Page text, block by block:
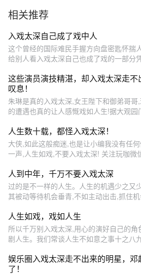
相关推荐
入戏太深自己成了戏中人
这个曾经的国际难民手握方向盘密匙怀揣
给别人看入戏太深自己也成了戏的一部分
这些演员演技精湛，却入戏太深走
叹息！
朱琳是真的入戏太深,女王陛下和御弟哥
的遭遇也真的让人感慨戏如人生!据大观园
人生数十载，都怪入戏太深！
大侠,如此这般痴迷,也是让小编我没有任
一声,人生如戏,不要入戏太深! 关注玩咖微
人到中年，千万不要入戏太深
过的是不一样的人生。人生的机遇少之又
其被动等待机会垂青,不如主动出击,抓住
人生如戏，戏如人生
所以千万别入戏太深,用心的演好自己的
剧人生。我们常谈人生不如意之事十之八
娱乐圈入戏太深走不出来的明星，
了！